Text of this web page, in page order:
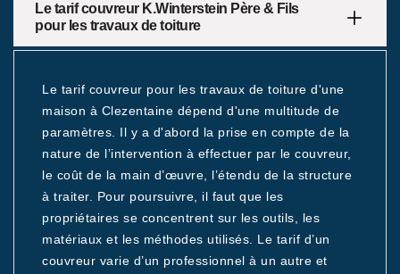
Le tarif couvreur K.Winterstein Père & Fils
pour les travaux de toiture
Le tarif couvreur pour les travaux de toiture d'une
maison à Clezentaine dépend d'une multitude de
paramètres. Il y a d'abord la prise en compte de la
nature de l’intervention à effectuer par le couvreur,
le coût de la main d’œuvre, l’étendu de la structure
à traiter. Pour poursuivre, il faut que les
propriétaires se concentrent sur les outils, les
matériaux et les méthodes utilisés. Le tarif d’un
couvreur varie d’un professionnel à un autre et